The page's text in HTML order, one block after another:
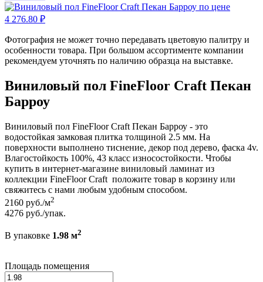
Фотография не может точно передавать цветовую палитру и
особенности товара. При большом ассортименте компании
рекомендуем уточнять по наличию образца на выставке.
Виниловый пол FineFloor Craft Пекан
Барроу
Виниловый пол FineFloor Craft Пекан Барроу - это
водостойкая замковая плитка толщиной 2.5 мм. На
поверхности выполнено тиснение, декор под дерево, фаска 4v.
Влагостойкость 100%, 43 класс износостойкости. Чтобы
купить в интернет-магазине виниловый ламинат из
коллекции FineFloor Craft положите товар в корзину или
свяжитесь с нами любым удобным способом.
2160 руб./м2
4276 руб./упак.
В упаковке 1.98 м2
Площадь помещения